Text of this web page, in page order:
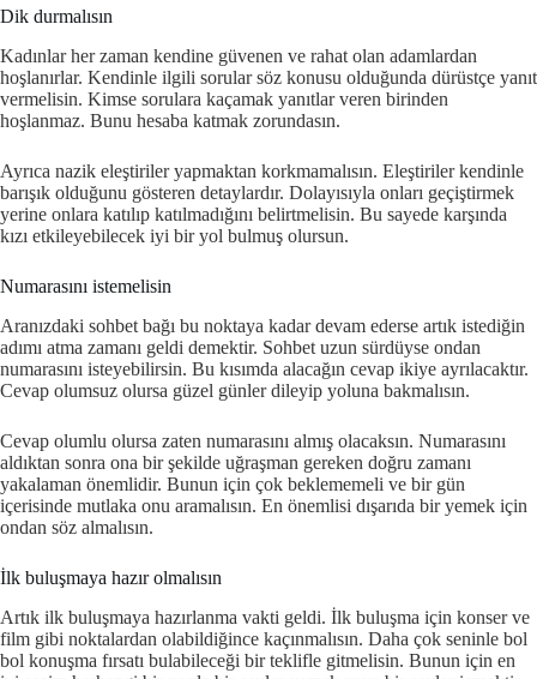
Dik durmalısın
Kadınlar her zaman kendine güvenen ve rahat olan adamlardan
hoşlanırlar. Kendinle ilgili sorular söz konusu olduğunda dürüstçe yanıt
vermelisin. Kimse sorulara kaçamak yanıtlar veren birinden
hoşlanmaz. Bunu hesaba katmak zorundasın.
Ayrıca nazik eleştiriler yapmaktan korkmamalısın. Eleştiriler kendinle
barışık olduğunu gösteren detaylardır. Dolayısıyla onları geçiştirmek
yerine onlara katılıp katılmadığını belirtmelisin. Bu sayede karşında
kızı etkileyebilecek iyi bir yol bulmuş olursun.
Numarasını istemelisin
Aranızdaki sohbet bağı bu noktaya kadar devam ederse artık istediğin
adımı atma zamanı geldi demektir. Sohbet uzun sürdüyse ondan
numarasını isteyebilirsin. Bu kısımda alacağın cevap ikiye ayrılacaktır.
Cevap olumsuz olursa güzel günler dileyip yoluna bakmalısın.
Cevap olumlu olursa zaten numarasını almış olacaksın. Numarasını
aldıktan sonra ona bir şekilde uğraşman gereken doğru zamanı
yakalaman önemlidir. Bunun için çok beklememeli ve bir gün
içerisinde mutlaka onu aramalısın. En önemlisi dışarıda bir yemek için
ondan söz almalısın.
İlk buluşmaya hazır olmalısın
Artık ilk buluşmaya hazırlanma vakti geldi. İlk buluşma için konser ve
film gibi noktalardan olabildiğince kaçınmalısın. Daha çok seninle bol
bol konuşma fırsatı bulabileceği bir teklifle gitmelisin. Bunun için en